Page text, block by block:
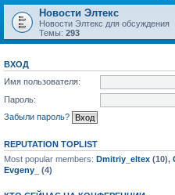
Новости Элтекс
Новости Элтекс для обсуждения
Темы: 293
ВХОД
Имя пользователя:
Пароль:
Забыли пароль?
REPUTATION TOPLIST
Most popular members: Dmitriy_eltex (10),
Evgeny_
(4)